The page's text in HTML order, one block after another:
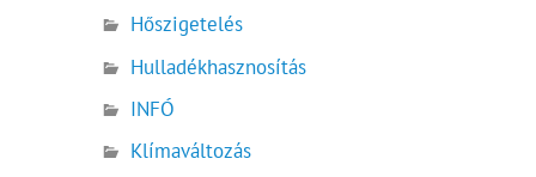
Hőszigetelés
Hulladékhasznosítás
INFÓ
Klímaváltozás